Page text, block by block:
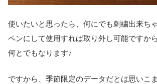
使いたいと思ったら、何にでも刺繍出来ち
ペンにして使用すれば取り外し可能ですか
何とでもなります♪
ですから、季節限定のデータだとは思いこ